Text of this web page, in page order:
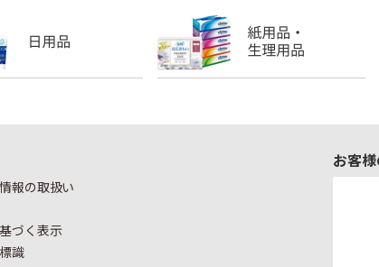
報の取扱い
づく表示
識
お客